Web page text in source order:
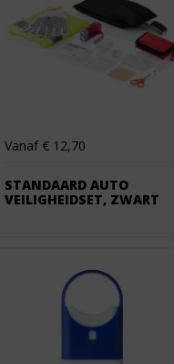
Vanaf € 12,70
STANDAARD AUTO
VEILIGHEIDSET, ZWART